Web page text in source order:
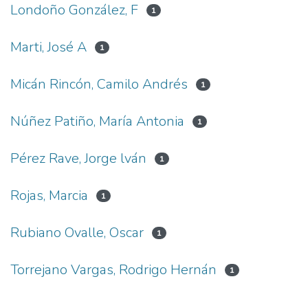
Londoño González, F 1
Marti, José A 1
Micán Rincón, Camilo Andrés 1
Núñez Patiño, María Antonia 1
Pérez Rave, Jorge lván 1
Rojas, Marcia 1
Rubiano Ovalle, Oscar 1
Torrejano Vargas, Rodrigo Hernán 1